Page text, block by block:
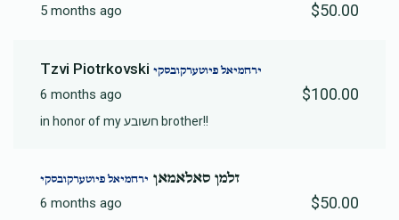
5 months ago $50.00
Tzvi Piotrkovski ירחמיאל פיוטערקובסקי
6 months ago $100.00
in honor of my חשובע brother!!
זלמן סאלאמאן ירחמיאל פיוטערקובסקי
6 months ago $50.00